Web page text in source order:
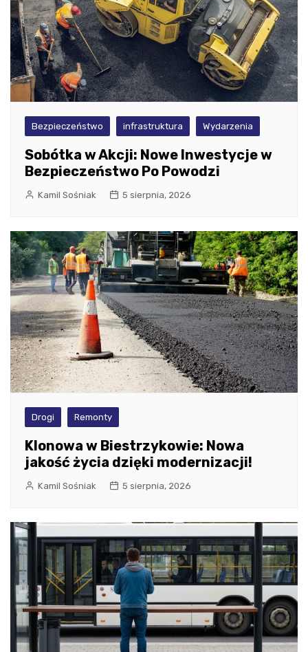
Bezpieczeństwo infrastruktura Wydarzenia
Sobótka w Akcji: Nowe Inwestycje w
Bezpieczeństwo Po Powodzi
Kamil Sośniak 5 sierpnia, 2026
Drogi Remonty
Klonowa w Biestrzykowie: Nowa
jakość życia dzięki modernizacji!
Kamil Sośniak 5 sierpnia, 2026